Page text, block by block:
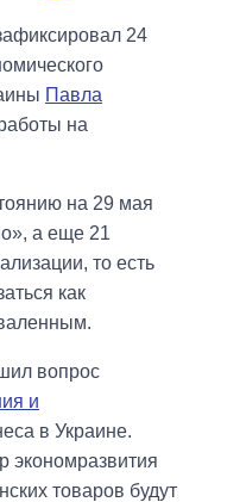
24
Павла
на
на 29 мая
а еще 21
то есть
как
вопрос
и
в Украине.
экономразвития
товаров будут